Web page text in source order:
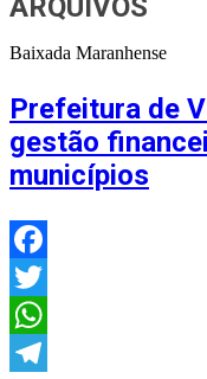
ARQUIVOS
Baixada Maranhense
Prefeitura de
gestão
municípios
Facebook
Twitter
WhatsApp